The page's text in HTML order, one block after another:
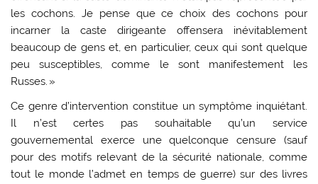
les cochons. Je pense que ce choix des cochons pour
incarner la caste dirigeante offensera inévitablement
beaucoup de gens et, en particulier, ceux qui sont quelque
peu susceptibles, comme le sont manifestement les
Russes. »
Ce genre d’intervention constitue un symptôme inquiétant.
Il n’est certes pas souhaitable qu’un service
gouvernemental exerce une quelconque censure (sauf
pour des motifs relevant de la sécurité nationale, comme
tout le monde l’admet en temps de guerre) sur des livres